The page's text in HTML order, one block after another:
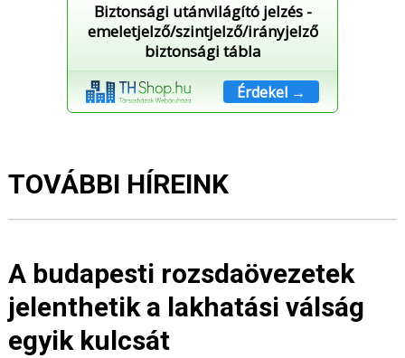
Biztonsági utánvilágító jelzés -
emeletjelző/szintjelző/irányjelző
biztonsági tábla
Érdekel →
TOVÁBBI HÍREINK
A budapesti rozsdaövezetek
jelenthetik a lakhatási válság
egyik kulcsát